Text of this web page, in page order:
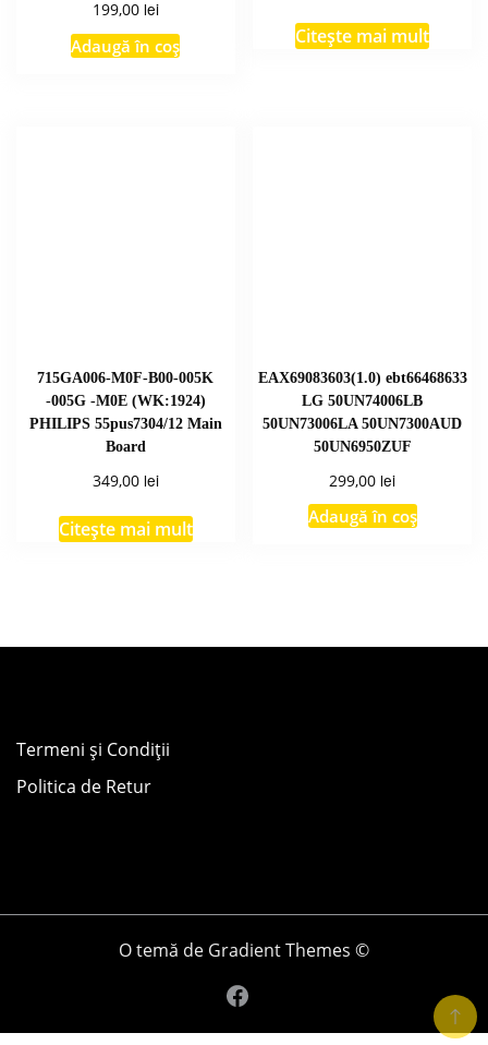
199,00 lei
Adaugă în coș
Citește mai mult
715GA006-M0F-B00-005K
-005G -M0E (WK:1924)
PHILIPS 55pus7304/12 Main
Board
349,00 lei
Citește mai mult
EAX69083603(1.0) ebt66468633
LG 50UN74006LB
50UN73006LA 50UN7300AUD
50UN6950ZUF
299,00 lei
Adaugă în coș
Termeni și Condiții
Politica de Retur
O temă de Gradient Themes ©